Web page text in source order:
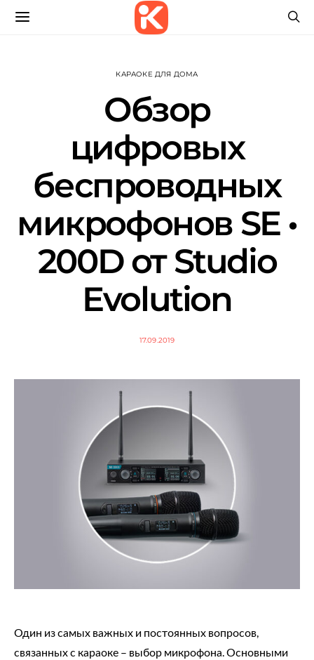
КАРАОКЕ ДЛЯ ДОМА
Обзор
цифровых
беспроводных
микрофонов SE •
200D от Studio
Evolution
17.09.2019
Один из самых важных и постоянных вопросов,
связанных с караоке – выбор микрофона. Основными